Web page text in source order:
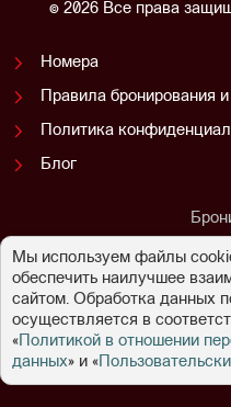
© 2026 Все права
Номера
Правила бронирования
Политика
Блог
+7
+7
Мы используем файлы
обеспечить наилучшее
сайтом. Обработка данных
осуществляется в
«Политикой в отношении
данных» и «